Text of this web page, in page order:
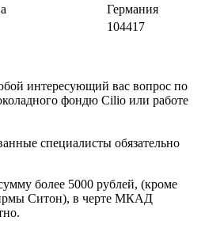
Германия
104417
интересующий вас вопрос по
фондю Cilio или работе
специалисты обязательно
более 5000 рублей, (кроме
Ситон), в черте МКАД